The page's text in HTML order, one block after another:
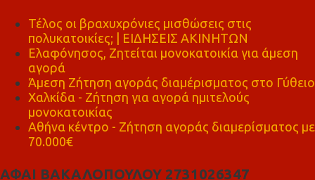
Τέλος οι βραχυχρόνιες μισθώσεις στις
πολυκατοικίες; | ΕΙΔΗΣΕΙΣ ΑΚΙΝΗΤΩΝ
Ελαφόνησος, Ζητείται μονοκατοικία για άμεση
αγορά
Άμεση Ζήτηση αγοράς διαμέρισματος στο Γύθειο
Χαλκίδα - Ζήτηση για αγορά ημιτελούς
μονοκατοικίας
Αθήνα κέντρο - Ζήτηση αγοράς διαμερίσματος με
70.000€
ΑΦΑΙ ΒΑΚΑΛΟΠΟΥΛΟΥ 2731026347